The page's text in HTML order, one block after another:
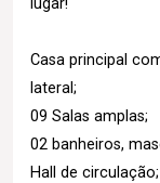
lugar!
Casa principal
lateral;
09 Salas amplas;
02 banheiros,
Hall de circulação;